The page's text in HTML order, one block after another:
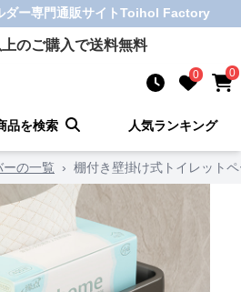
ダー専門通販サイトToihol Factory
のご購入で送料無料
0 0
品を検索 人気ランキング
ーの一覧 › 棚付き壁掛け式トイレット